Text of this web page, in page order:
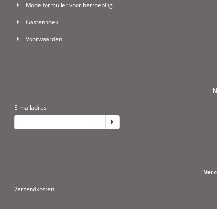
Modelformulier voor herroeping
Gastenboek
Voorwaarden
E-mailadres
Verzendkosten